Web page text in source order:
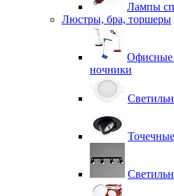
Лампы
Люстры, бра, торшеры
Офисные
ночники